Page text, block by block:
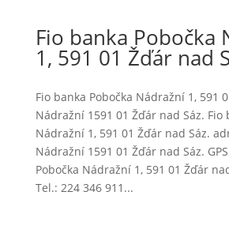
Fio banka Pobočka
1, 591 01 Žďár nad
Fio banka Pobočka Nádražní 1, 591
Nádražní 1591 01 Žďár nad Sáz. Fio
Nádražní 1, 591 01 Žďár nad Sáz.
Nádražní 1591 01 Žďár nad Sáz.
Pobočka Nádražní 1, 591 01 Žďár
Tel.: 224 346 911...